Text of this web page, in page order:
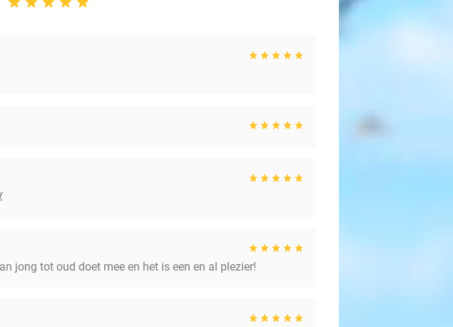
jong tot oud doet mee en het is een en al plezier!